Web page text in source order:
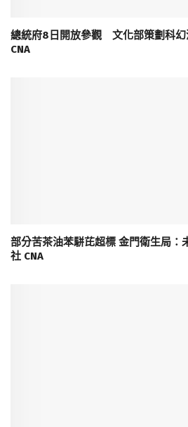
總統府8日開放參觀 文化部策劃科
CNA
部分苦茶油苯駢芘超標 金門衛生局：
社 CNA